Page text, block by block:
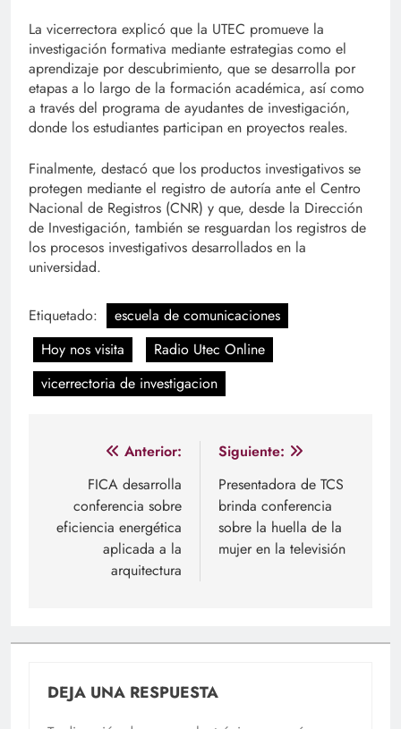
La vicerrectora explicó que la UTEC promueve la
investigación formativa mediante estrategias como el
aprendizaje por descubrimiento, que se desarrolla por
etapas a lo largo de la formación académica, así como
a través del programa de ayudantes de investigación,
donde los estudiantes participan en proyectos reales.
Finalmente, destacó que los productos investigativos se
protegen mediante el registro de autoría ante el Centro
Nacional de Registros (CNR) y que, desde la Dirección
de Investigación, también se resguardan los registros de
los procesos investigativos desarrollados en la
universidad.
Etiquetado:
escuela de comunicaciones
Hoy nos visita
Radio Utec Online
vicerrectoria de investigacion
Navegación
entradas
Anterior:
FICA desarrolla
conferencia sobre
eficiencia energética
aplicada a la
arquitectura
Siguiente:
Presentadora de TCS
brinda conferencia
sobre la huella de la
mujer en la televisión
DEJA UNA RESPUESTA